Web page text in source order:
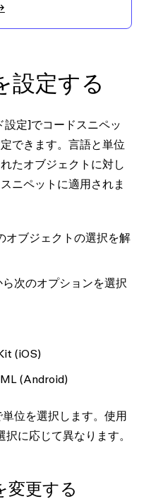
設定する
設定]でコードスニペッ
できます。言語と単位
たオブジェクトに対し
ニペットに適用されま
オブジェクトの選択を解
次のオプションを選択
(iOS)
(Android)
位を選択します。使用
に応じて異なります。
変更する